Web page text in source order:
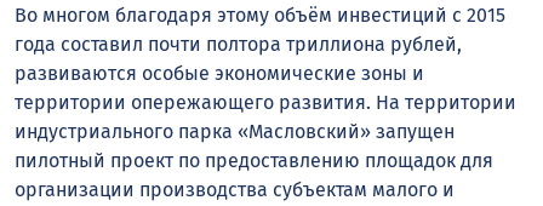
Во многом благодаря этому объём инвестиций с 2015
года составил почти полтора триллиона рублей,
развиваются особые экономические зоны и
территории опережающего развития. На территории
индустриального парка «Масловский» запущен
пилотный проект по предоставлению площадок для
организации производства субъектам малого и